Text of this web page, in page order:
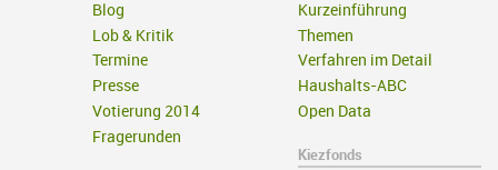
Blog
Lob & Kritik
Termine
Presse
Votierung 2014
Fragerunden
Kurzeinführung
Themen
Verfahren im Detail
Haushalts-ABC
Open Data
Kiezfonds